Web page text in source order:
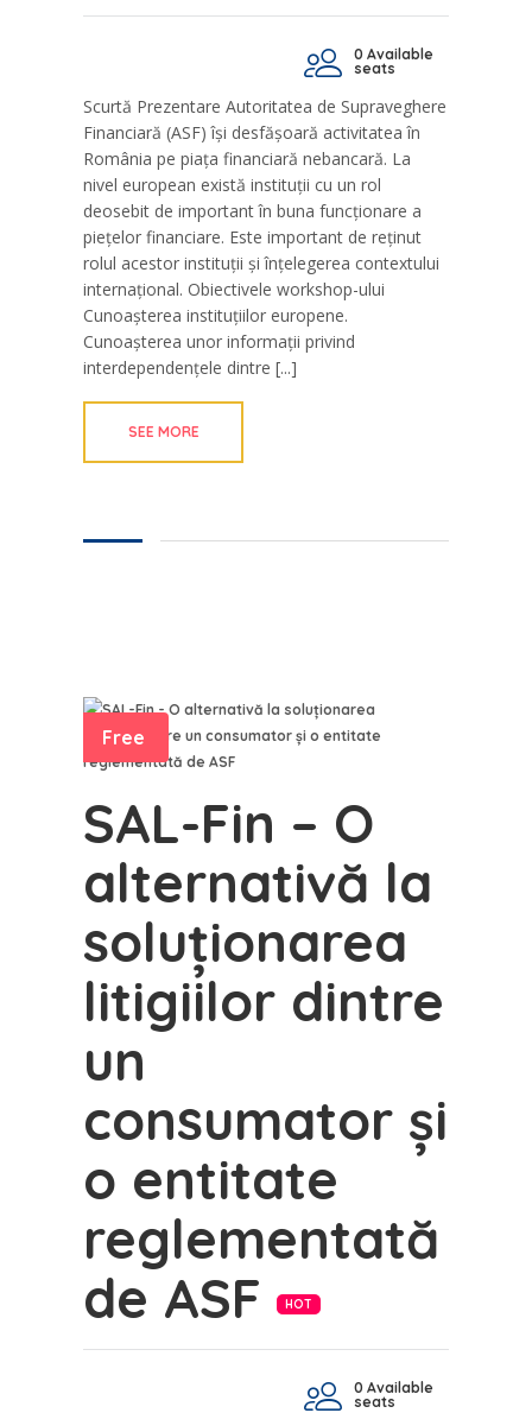
0 Available
seats
Scurtă Prezentare Autoritatea de Supraveghere
Financiară (ASF) își desfășoară activitatea în
România pe piața financiară nebancară. La
nivel european există instituții cu un rol
deosebit de important în buna funcționare a
piețelor financiare. Este important de reținut
rolul acestor instituții și înțelegerea contextului
internațional. Obiectivele workshop-ului
Cunoașterea instituțiilor europene.
Cunoașterea unor informații privind
interdependențele dintre [...]
SEE MORE
Free
SAL-Fin – O
alternativă la
soluționarea
litigiilor dintre
un
consumator și
o entitate
reglementată
de ASF
HOT
0 Available
seats